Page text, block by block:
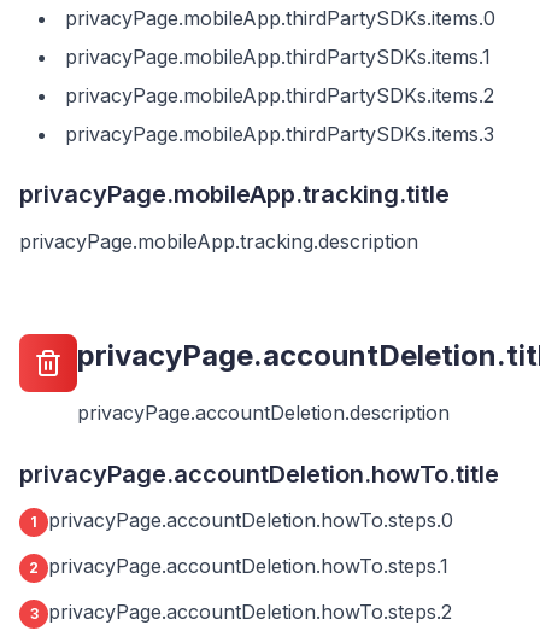
privacyPage.mobileApp.thirdPartySDKs.items.0
privacyPage.mobileApp.thirdPartySDKs.items.1
privacyPage.mobileApp.thirdPartySDKs.items.2
privacyPage.mobileApp.thirdPartySDKs.items.3
privacyPage.mobileApp.tracking.title
privacyPage.mobileApp.tracking.description
privacyPage.accountDeletion.description
privacyPage.accountDeletion.howTo.title
1 privacyPage.accountDeletion.howTo.steps.0
2 privacyPage.accountDeletion.howTo.steps.1
3 privacyPage.accountDeletion.howTo.steps.2